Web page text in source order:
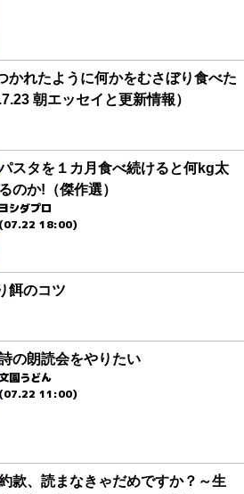
かれたように何かをむさぼり食べた
朝エッセイと更新情報）
スタを１カ月食べ続けると何kg太
るのか!（傑作選）
ヨシダプロ
(07.22 18:00)
餌のコツ
の朗読会をやりたい
文園うどん
(07.22 11:00)
款、読まなきゃだめですか？～生